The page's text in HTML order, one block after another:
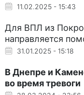
11.02.2025 - 15:43
Для ВПЛ из
направляется
31.01.2025 - 15:18
В Днепре и
во время тревоги